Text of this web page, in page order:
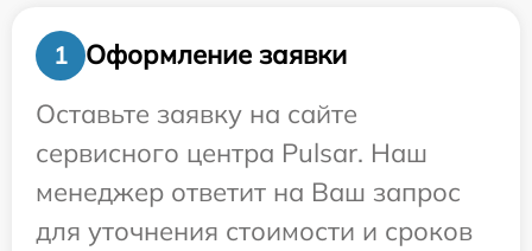
1
Оформление заявки
Оставьте заявку на сайте
сервисного центра Pulsar. Наш
менеджер ответит на Ваш запрос
для уточнения стоимости и сроков